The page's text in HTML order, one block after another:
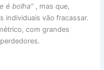
é bolha” , mas que,
individuais vão fracassar.
com grandes